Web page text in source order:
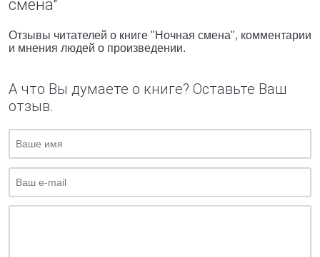
смена"
Отзывы читателей о книге "Ночная смена", комментарии
и мнения людей о произведении.
А что Вы думаете о книге? Оставьте Ваш
отзыв.